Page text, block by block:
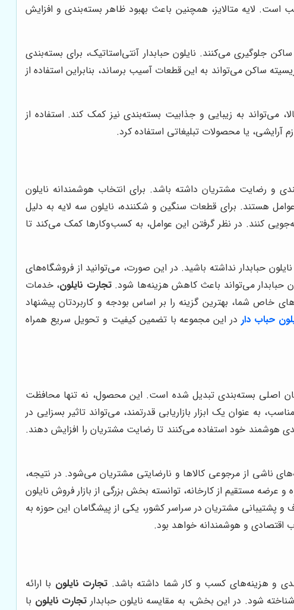
است. لایه متالایز، همچنین باعث بهبود ظاهر بسته‌بندی و افزایش
جلوگیری می‌کنند. نایلون حبابدار آنتی‌استاتیک، برای بسته‌بندی
ساکن می‌تواند به این قطعات آسیب برساند، بنابراین استفاده از
می‌تواند به زیبایی و جذابیت بسته‌بندی نیز کمک کند. استفاده از
آرایشی، یا محصولات تبلیغاتی استفاده کرد.
و رضایت مشتریان داشته باشد. برای انتخاب هوشمندانه نایلون
هستند. برای قطعات سنگین و شکننده، نایلون سه لایه به دلیل
کنند. در نظر گرفتن این عوامل، به کسب‌وکارها کمک می‌کند تا
حبابدار نداشته باشید. در این صورت، می‌توانید از فروشگاه‌های
حبابدار می‌تواند باعث کاهش هزینه‌ها شود.تجارت نایلون، خدمات
خاص شما، بهترین گزینه را بر اساس بودجه و کاربردتان پیشنهاد
حباب داردر این مجموعه با تضمین کیفیت و تحویل سریع همراه
اصلی بسته‌بندی تبدیل شده است. این محصول، نه تنها محافظت
به عنوان یک ابزار بازاریابی قدرتمند، می‌تواند تاثیر بسزایی در
هوشمند خود استفاده می‌کنند تا رضایت مشتریان را افزایش دهند.
ناشی از مرجوعی کالاها و نارضایتی مشتریان می‌شود. در نتیجه،
و عرضه مستقیم از کارخانه، توانسته بخش بزرگی از بازار فروش نایلون
مشتریان در سراسر کشور، یکی از پیشگامان این حوزه به
اقتصادی و هوشمندانه خواهد بود.
و هزینه‌های کسب و کار شما داشته باشد. تجارت نایلون با ارائه
شود. در این بخش، به مقایسه نایلون حبابدار تجارت نایلون با